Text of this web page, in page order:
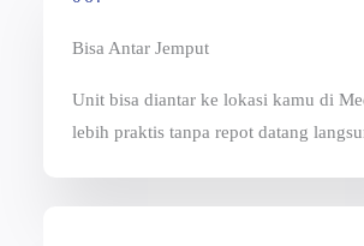
Bisa Antar Jemput
Unit bisa diantar ke lokasi kamu di
lebih praktis tanpa repot datang